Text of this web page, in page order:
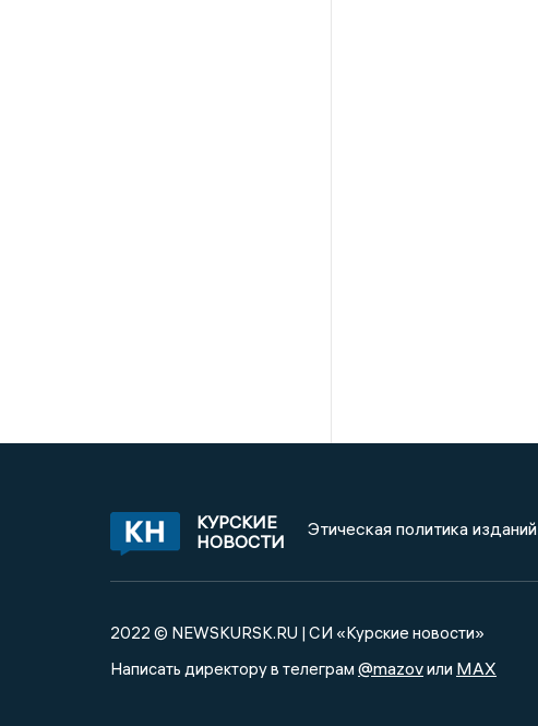
КУРСКИЕ
НОВОСТИ
Этическая политика изданий
2022 © NEWSKURSK.RU | СИ «Курские новости»
Написать директору в телеграм @mazovили MAX